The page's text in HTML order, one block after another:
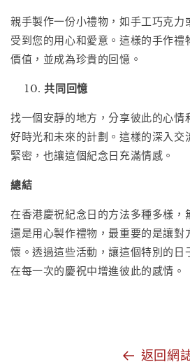
親手製作一份小禮物，如手工巧克力
受到您的用心和愛意。這樣的手作禮
價值，並成為珍貴的回憶。
共同回憶
找一個安靜的地方，分享彼此的心情
好時光和未來的計劃。這樣的深入交
緊密，也讓這個紀念日充滿情感。
總結
在香港慶祝紀念日的方法多種多樣，
還是用心製作禮物，最重要的是讓對
懷。透過這些活動，讓這個特別的日
在每一次的慶祝中增進彼此的感情。
返回網